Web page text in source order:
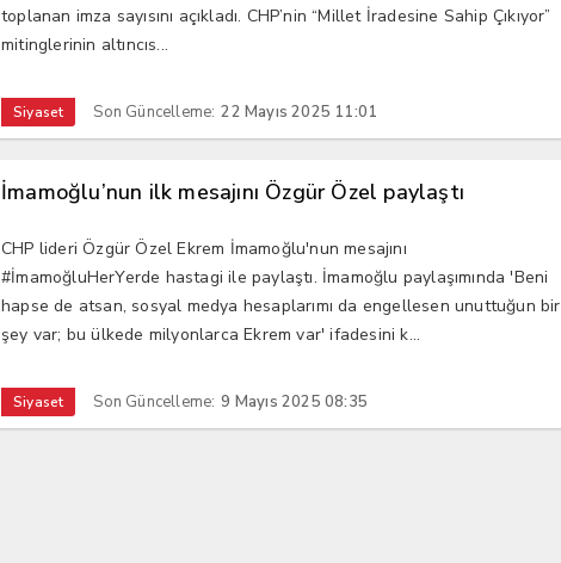
toplanan imza sayısını açıkladı. CHP’nin “Millet İradesine Sahip Çıkıyor”
mitinglerinin altıncıs...
Siyaset Son Güncelleme: 22 Mayıs 2025 11:01
İmamoğlu’nun ilk mesajını Özgür Özel paylaştı
CHP lideri Özgür Özel Ekrem İmamoğlu'nun mesajını
#İmamoğluHerYerde hastagi ile paylaştı. İmamoğlu paylaşımında 'Beni
hapse de atsan, sosyal medya hesaplarımı da engellesen unuttuğun bir
şey var; bu ülkede milyonlarca Ekrem var' ifadesini k...
Siyaset Son Güncelleme: 9 Mayıs 2025 08:35